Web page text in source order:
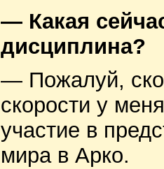
— Какая
дисциплина?
— Пожалуй,
скорости у
участие в
мира в Арко.